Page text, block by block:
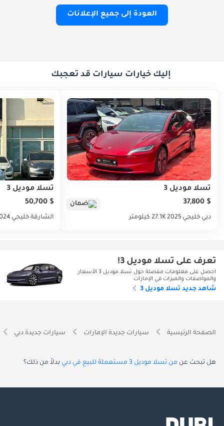
العودة إلى جميع الإعلانات
إليك خيارات سيارات قد تعجبك
تسلا موديل 3
$ 37,800
ضمان
دبي خليجي 202527.1K كيلومتر
تسلا موديل 3
$ 50,700
الشارقة خليجي
تعرف على تسلا موديل 3!
احصل على معلومات مفصلة حول تسلا موديل 3 الأسعار
والمواصفات والميزات في الإمارات
شاهد جديد تسلا موديل 3
الصفحة الرئيسية سيارات جديدة الإمارات سيارات جديدة دبي
هل تبحث عن من تسلا موديل 3 مستعملة للبيع في دبي بدلاً من ذلك؟